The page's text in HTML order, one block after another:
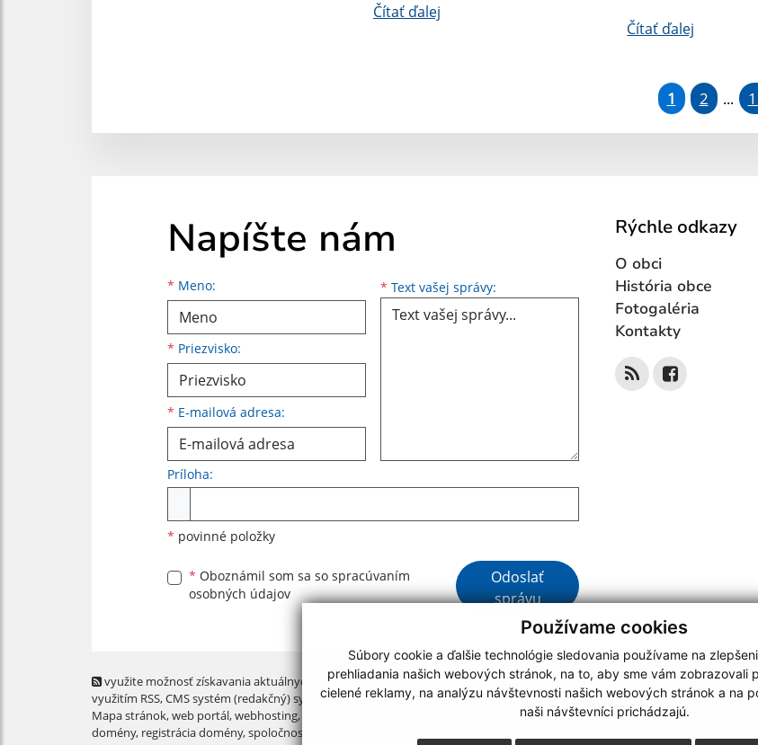
Používame cookies
Súbory cookie a ďalšie technológie sledovania používame na
prehliadania našich webových stránok, na to, aby sme vám zobrazovali
cielené reklamy, na analýzu návštevnosti našich webových stránok a na
naši návštevníci prichádzajú.
Čítať ďalej
Čítať ďalej
1 2 ...
Napíšte nám
* Meno:
Meno
* Priezvisko:
Priezvisko
* E-mailová adresa:
E-mailová adresa * Text vašej správy: Text vašej správy...
Príloha:
* povinné položky
* Oboznámil som sa so spracúvaním
osobných údajov
Google reCaptcha Response
Odoslať
správu
Rýchle odkazy
O obci
História obce
Fotogaléria
Kontakty
využite možnosť získavania aktuálnych informácií s
využitím RSS, CMS systém (redakčný) systém ECHELON 2,
Mapa stránok,web portál,webhosting,
domény, registrácia domény,spoločnosť webex.digital, s.r.o.
webdesign|